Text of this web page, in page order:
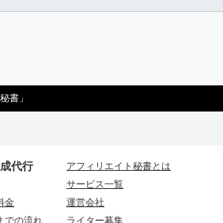
書」
代行
金
での流れ
アフィリエイト秘書とは
サービス一覧
運営会社
ライター募集